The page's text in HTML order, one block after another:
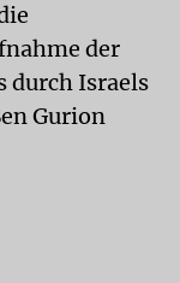
der
durch Israels
Gurion